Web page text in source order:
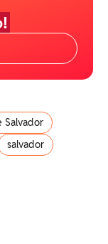
Salvador
salvador